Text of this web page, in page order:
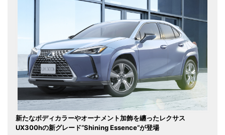
新たなボディカラーやオーナメント加飾を纏ったレクサス
UX300hの新グレード“Shining Essence”が登場